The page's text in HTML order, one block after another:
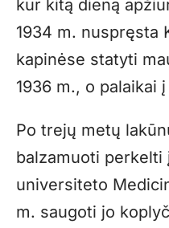
kur kitą dieną
1934 m. nuspręsta
kapinėse statyti
1936 m., o palaikai
Po trejų metų
balzamuoti perkelti
universiteto
m. saugoti jo